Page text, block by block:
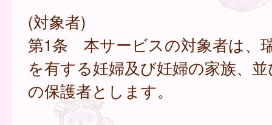
(対象者)
第1条 本サービスの対象者は、
を有する妊婦及び妊婦の家族、
の保護者とします。